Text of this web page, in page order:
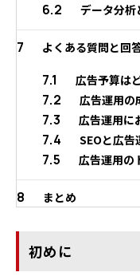
6.2 データ分析
7 よくある質問と回
7.1 広告予算は
7.2 広告運用の
7.3 広告運用に
7.4 SEOと広告
7.5 広告運用の
8 まとめ
初めに